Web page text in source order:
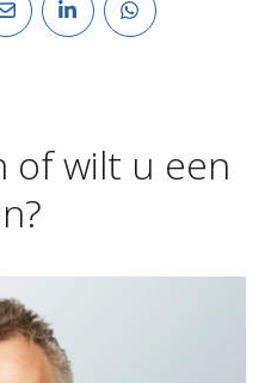
ofwilt u een